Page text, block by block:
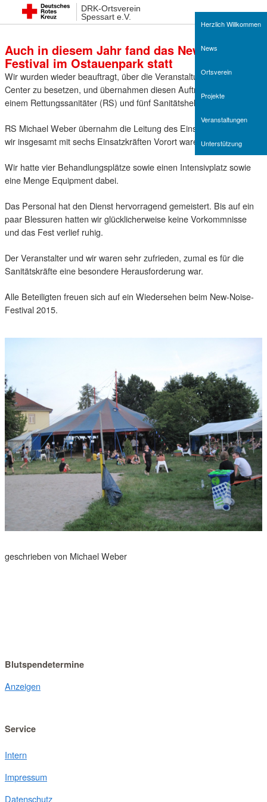
DRK-Ortsverein
Spessart e.V.
Herzlich Willkommen
News
Ortsverein
Projekte
Veranstaltungen
Unterstützung
22. November 2014 22:11
Auch in diesem Jahr fand das New-Noise-
Festival im Ostauenpark statt
Wir wurden wieder beauftragt, über die Veranstaltung ein Medical-
Center zu besetzen, und übernahmen diesen Auftrag auch mit
einem Rettungssanitäter (RS) und fünf Sanitätshelfern.
RS Michael Weber übernahm die Leitung des Einsatzes, so dass
wir insgesamt mit sechs Einsatzkräften Vorort waren.
Wir hatte vier Behandlungsplätze sowie einen Intensivplatz sowie
eine Menge Equipment dabei.
Das Personal hat den Dienst hervorragend gemeistert. Bis auf ein
paar Blessuren hatten wir glücklicherweise keine Vorkommnisse
und das Fest verlief ruhig.
Der Veranstalter und wir waren sehr zufrieden, zumal es für die
Sanitätskräfte eine besondere Herausforderung war.
Alle Beteiligten freuen sich auf ein Wiedersehen beim New-Noise-
Festival 2015.
geschrieben von Michael Weber
Blutspendetermine
Anzeigen
Service
Intern
Impressum
Datenschutz